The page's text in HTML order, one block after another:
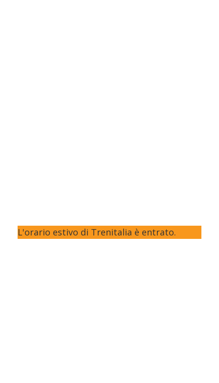
L'orario estivo di Trenitalia è entrato.